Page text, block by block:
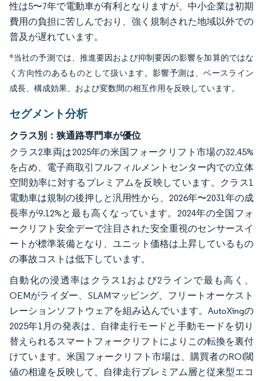
性は5〜7年で電動車が有利となりますが、中小企業は初期
費用の負担に苦しんでおり、強く規制された地域以外での
普及が遅れています。
*当社の予測では、推進要因および抑制要因の影響を加算的ではな
く方向性のあるものとして扱います。影響予測は、ベースライン
成長、構成効果、および変数間の相互作用を反映しています。
セグメント分析
クラス別：狭通路専門車が優位
クラス2車両は2025年の米国フォークリフト市場の32.45%
を占め、電子商取引フルフィルメントセンター内での立体
空間効率に対するプレミアムを反映しています。クラス1
電動車は規制の後押しと汎用性から、2026年〜2031年の成
長率が9.12%と最も高くなっています。2024年の全国フォ
ークリフト安全デーで注目された安全重視のセンサースイ
ートが標準装備となり、ユニット価格は上昇しているもの
の事故コストは低下しています。
自動化の浸透率はクラス1および2ラインで最も高く、
OEMがライダー、SLAMマッピング、フリートオーケスト
レーションソフトウェアを組み込んでいます。AutoXingの
2025年1月の発表は、自律走行モードと手動モードを切り
替えられるスマートフォークリフトによりこの転換を裏付
けています。米国フォークリフト市場は、購買者のROI閾
値の相違を反映して、自律走行プレミアム層と従来型エコ